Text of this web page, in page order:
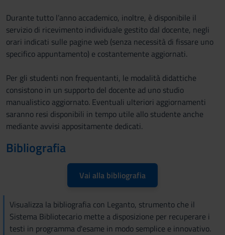
Durante tutto l’anno accademico, inoltre, è disponibile il
servizio di ricevimento individuale gestito dal docente, negli
orari indicati sulle pagine web (senza necessità di fissare uno
specifico appuntamento) e costantemente aggiornati.
Per gli studenti non frequentanti, le modalità didattiche
consistono in un supporto del docente ad uno studio
manualistico aggiornato. Eventuali ulteriori aggiornamenti
saranno resi disponibili in tempo utile allo studente anche
mediante avvisi appositamente dedicati.
Bibliografia
Vai alla bibliografia
Visualizza la bibliografia con Leganto, strumento che il
Sistema Bibliotecario mette a disposizione per recuperare i
testi in programma d'esame in modo semplice e innovativo.